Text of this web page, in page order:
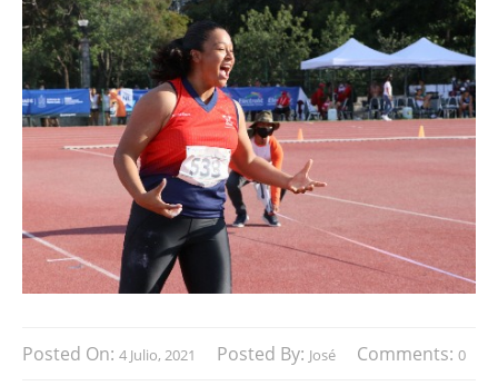
Posted On: 4 Julio, 2021 Posted By: José Comments: 0